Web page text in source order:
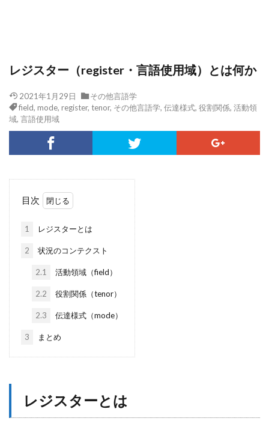
レジスター（register・言語使用域）とは何か
2021年1月29日
その他言語学
field, mode, register, tenor, その他言語学, 伝達様式, 役割関係, 活動領
域, 言語使用域
目次
1 レジスターとは
2 状況のコンテクスト
2.1 活動領域（field）
2.2 役割関係（tenor）
2.3 伝達様式（mode）
3 まとめ
レジスターとは